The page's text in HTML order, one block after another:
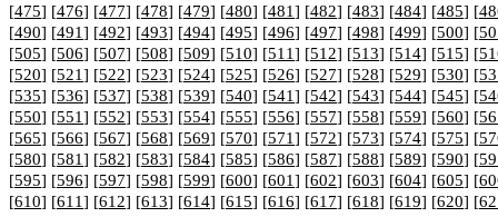
[475] [476] [477] [478] [479] [480] [481] [482] [483] [484] [485] [
[490] [491] [492] [493] [494] [495] [496] [497] [498] [499] [500] [
[505] [506] [507] [508] [509] [510] [511] [512] [513] [514] [515] [
[520] [521] [522] [523] [524] [525] [526] [527] [528] [529] [530] [
[535] [536] [537] [538] [539] [540] [541] [542] [543] [544] [545] [
[550] [551] [552] [553] [554] [555] [556] [557] [558] [559] [560] [
[565] [566] [567] [568] [569] [570] [571] [572] [573] [574] [575] [
[580] [581] [582] [583] [584] [585] [586] [587] [588] [589] [590] [
[595] [596] [597] [598] [599] [600] [601] [602] [603] [604] [605] [
[610] [611] [612] [613] [614] [615] [616] [617] [618] [619] [620] [